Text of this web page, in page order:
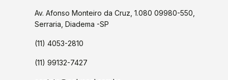
Av. Afonso Monteiro da Cruz, 1.080 09980-550,
Serraria, Diadema -SP
(11) 4053-2810
(11) 99132-7427